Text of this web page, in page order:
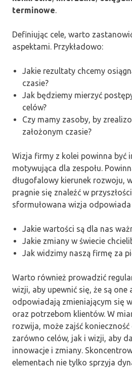
terminowe.
Definiując cele, warto
aspektami. Przykładowo:
Jakie rezultaty chcemy
czasie?
Jak będziemy mierzyć
celów?
Czy mamy zasoby, by
założonym czasie?
Wizja firmy z kolei powinna być
motywująca dla zespołu.
długofalowy kierunek rozwoju,
pragnie się znaleźć w
sformułowana wizja
Jakie wartości są dla nas
Jakie zmiany w świecie
Jak widzimy naszą firmę za
Warto również prowadzić
wizji, aby upewnić się, że są one
odpowiadają zmieniającym się
oraz potrzebom klientów. W
rozwija, może zajść
zarówno celów, jak i wizji, aby
innowacje i zmiany.
elementach nie tylko sprzyja